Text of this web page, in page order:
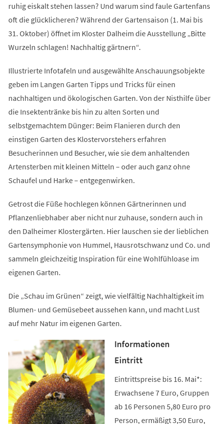
ruhig eiskalt stehen lassen? Und warum sind faule Gartenfans
oft die glücklicheren? Während der Gartensaison (1. Mai bis
31. Oktober) öffnet im Kloster Dalheim die Ausstellung „Bitte
Wurzeln schlagen! Nachhaltig gärtnern“.
Illustrierte Infotafeln und ausgewählte Anschauungsobjekte
geben im Langen Garten Tipps und Tricks für einen
nachhaltigen und ökologischen Garten. Von der Nisthilfe über
die Insektentränke bis hin zu alten Sorten und
selbstgemachtem Dünger: Beim Flanieren durch den
einstigen Garten des Klostervorstehers erfahren
Besucherinnen und Besucher, wie sie dem anhaltenden
Artensterben mit kleinen Mitteln – oder auch ganz ohne
Schaufel und Harke – entgegenwirken.
Getrost die Füße hochlegen können Gärtnerinnen und
Pflanzenliebhaber aber nicht nur zuhause, sondern auch in
den Dalheimer Klostergärten. Hier lauschen sie der lieblichen
Gartensymphonie von Hummel, Hausrotschwanz und Co. und
sammeln gleichzeitig Inspiration für eine Wohlfühloase im
eigenen Garten.
Die „Schau im Grünen“ zeigt, wie vielfältig Nachhaltigkeit im
Blumen- und Gemüsebeet aussehen kann, und macht Lust
auf mehr Natur im eigenen Garten.
Informationen
Eintritt
Eintrittspreise bis 16. Mai*:
Erwachsene 7 Euro, Gruppen
ab 16 Personen 5,80 Euro pro
Person, ermäßigt 3,50 Euro,